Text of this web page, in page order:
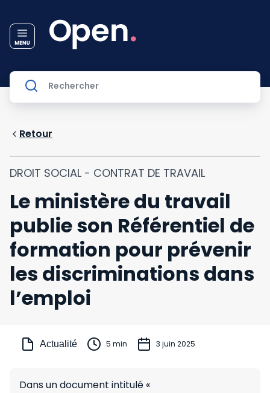
Retour
DROIT SOCIAL - CONTRAT DE TRAVAIL
Le ministère du travail
publie son Référentiel de
formation pour prévenir
les discriminations dans
l’emploi
Actualité 5 min 3 juin 2025
Dans un document intitulé «